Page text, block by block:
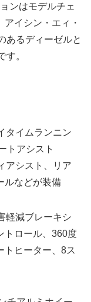
ンはモデルチェ
イシン・エィ・
あるディーゼルと
す。
タイムランニン
トアシスト
アシスト、リア
ルなどが装備
軽減ブレーキシ
トロール、360度
トヒーター、8ス